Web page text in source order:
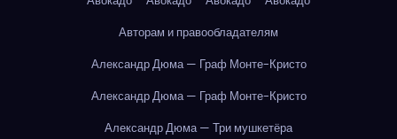
Авторам и правообладателям
Александр Дюма — Граф Монте-Кристо
Александр Дюма — Граф Монте-Кристо
Александр Дюма — Три мушкетёра